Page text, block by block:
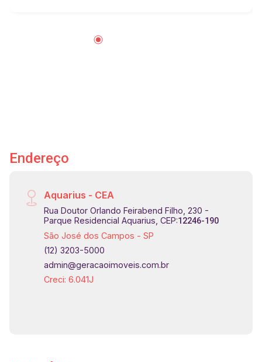
elevador - 3 vagas de garagem coberta Lazer
Endereço
Aquarius - CEA
Rua Doutor Orlando Feirabend Filho, 230 -
Parque Residencial Aquarius, CEP:12246-190
São José dos Campos - SP
(12) 3203-5000
admin@geracaoimoveis.com.br
Creci: 6.041J